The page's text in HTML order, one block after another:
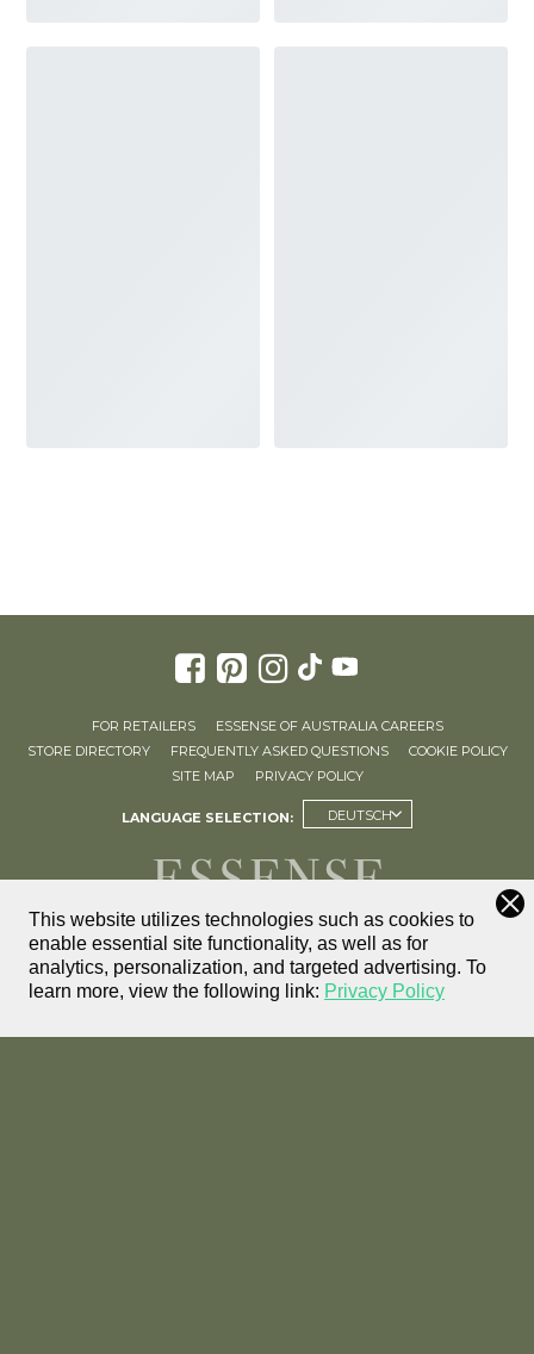
This website utilizes technologies such as cookies to
enable essential site functionality, as well as for
analytics, personalization, and targeted advertising. To
learn more, view the following link: Privacy Policy
FIND A
STORE
FOR RETAILERS
ESSENSE OF AUSTRALIA CAREERS
STORE DIRECTORY
FREQUENTLY ASKED QUESTIONS
COOKIE POLICY
SITE MAP
PRIVACY POLICY
LANGUAGE SELECTION: DEUTSCH